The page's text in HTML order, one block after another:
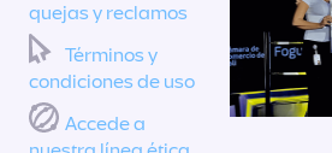
quejas y reclamos
Términos y
condiciones de uso
Accede a